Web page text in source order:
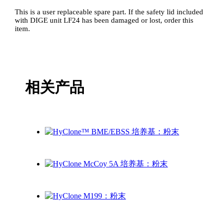
This is a user replaceable spare part. If the safety lid included
with DIGE unit LF24 has been damaged or lost, order this
item.
相关产品